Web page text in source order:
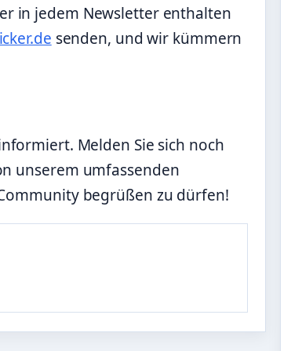
in jedem Newsletter enthalten
senden, und wir kümmern
Melden Sie sich noch
unserem umfassenden
begrüßen zu dürfen!